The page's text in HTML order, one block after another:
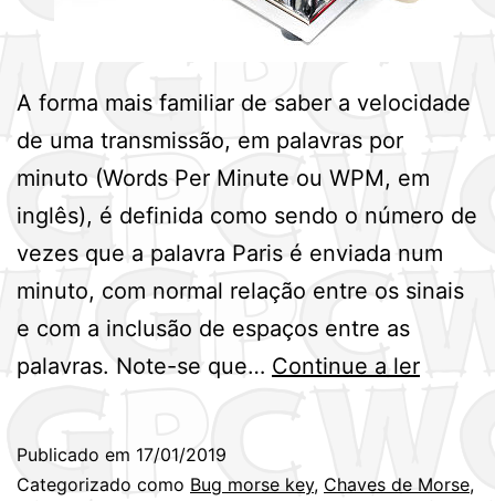
A forma mais familiar de saber a velocidade
de uma transmissão, em palavras por
minuto (Words Per Minute ou WPM, em
inglês), é definida como sendo o número de
vezes que a palavra Paris é enviada num
minuto, com normal relação entre os sinais
e com a inclusão de espaços entre as
palavras. Note-se que… Continue a lerQual
Publicado em 17/01/2019
Categorizado como Bug morse key, Chaves de Morse,